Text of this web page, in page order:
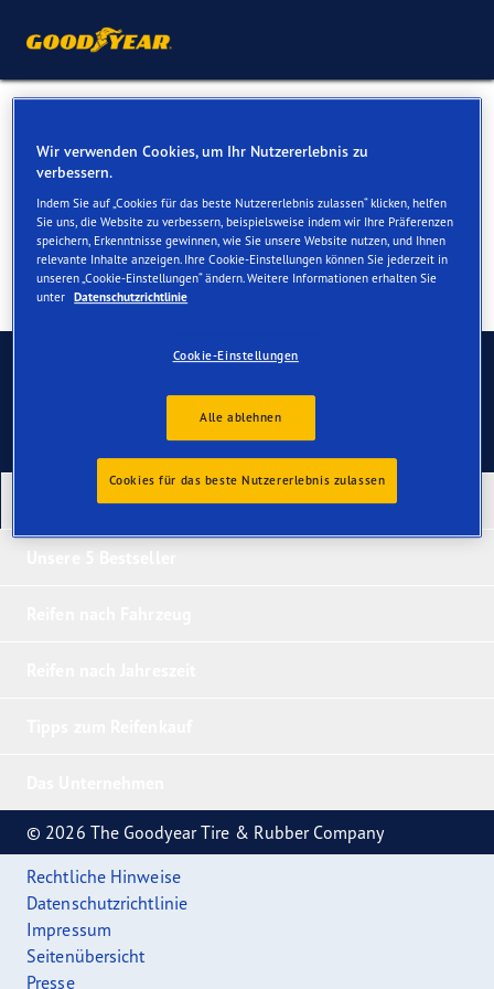
Paceman
Kontaktieren Sie uns
Unsere neuesten Produkte
© 2026 The Goodyear Tire & Rubber Company
Rechtliche Hinweise
Datenschutzrichtlinie
Impressum
Seitenübersicht
Presse
Wir verwenden Cookies, um Ihr Nutzererlebnis zu
verbessern.
Indem Sie auf „Cookies für das beste Nutzererlebnis zulassen“ klicken, helfen
Sie uns, die Website zu verbessern, beispielsweise indem wir Ihre Präferenzen
speichern, Erkenntnisse gewinnen, wie Sie unsere Website nutzen, und Ihnen
relevante Inhalte anzeigen. Ihre Cookie-Einstellungen können Sie jederzeit in
unseren „Cookie-Einstellungen“ ändern. Weitere Informationen erhalten Sie
unter Datenschutzrichtlinie
Cookie-Einstellungen
Alle ablehnen
Cookies für das beste Nutzererlebnis zulassen